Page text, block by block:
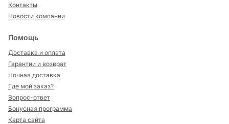
Контакты
Новости компании
Помощь
Доставка и оплата
Гарантии и возврат
Ночная доставка
Где мой заказ?
Вопрос-ответ
Бонусная программа
Карта сайта